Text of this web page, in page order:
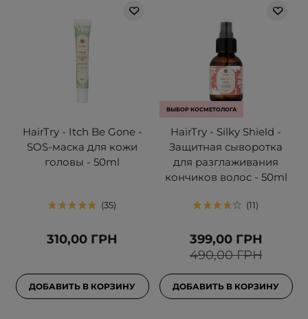
HairTry - Itch Be Gone -
SOS-маска для кожи
головы - 50ml
35
310,00 ГРН
ДОБАВИТЬ В КОРЗИНУ
ВЫБОР КОСМЕТОЛОГА
HairTry - Silky Shield -
Защитная сыворотка
для разглаживания
кончиков волос - 50ml
11
490,00 ГРН
399,00 ГРН
ДОБАВИТЬ В КОРЗИНУ